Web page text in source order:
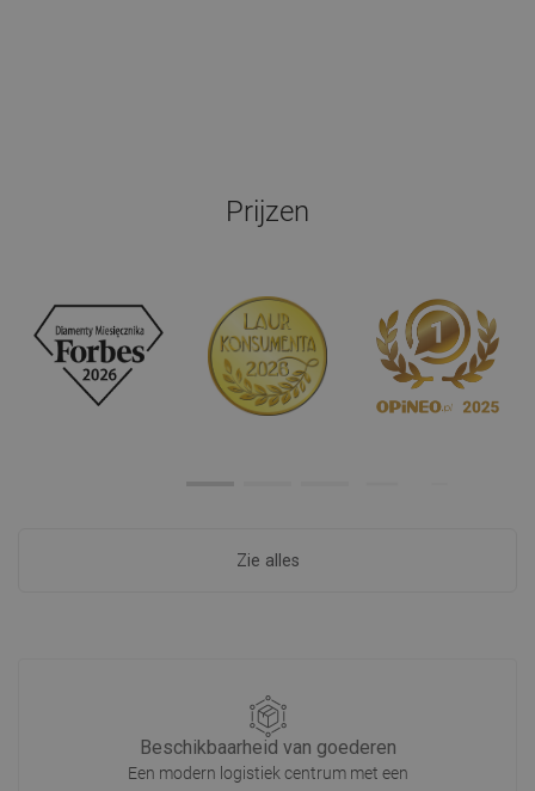
Prijzen
Zie alles
Beschikbaarheid van goederen
Een modern logistiek centrum met een